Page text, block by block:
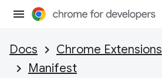
Docs Chrome Extensions
Manifest